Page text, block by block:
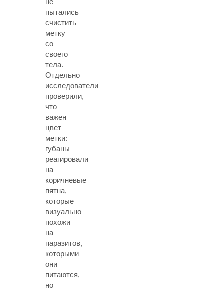
не
пытались
счистить
метку
со
своего
тела.
Отдельно
исследователи
проверили,
что
важен
цвет
метки:
губаны
реагировали
на
коричневые
пятна,
которые
визуально
похожи
на
паразитов,
которыми
они
питаются,
но